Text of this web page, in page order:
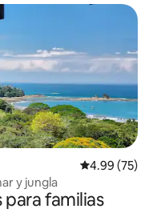
Calificación
4.99 (75)
y jungla
para familias